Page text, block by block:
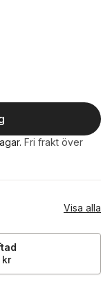
. Fri frakt över
Visa alla
kr